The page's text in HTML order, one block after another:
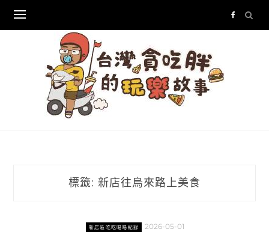
content
標籤: 新店往烏來路上美食
新店區吃吃喝喝紀錄 2026-05-01